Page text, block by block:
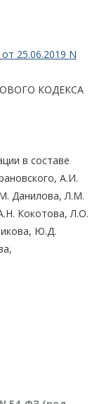
25.06.2019 N
КОДЕКСА
в составе
А.И.
Данилова, Л.М.
Кокотова, Л.О.
Ю.Д.